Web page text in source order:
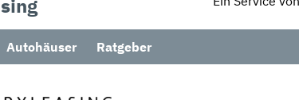
Autohäuser Ratgeber